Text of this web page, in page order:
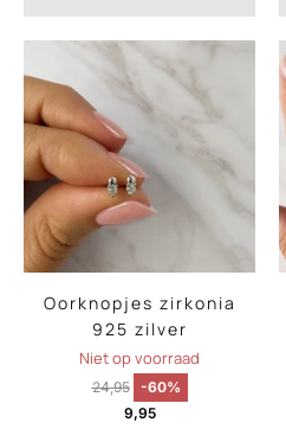
Oorknopjes zirkonia
925 zilver
Niet op voorraad
24,95
-60%
9,95